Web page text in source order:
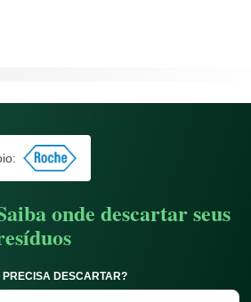
onde descartar seus
PRECISA DESCARTAR?